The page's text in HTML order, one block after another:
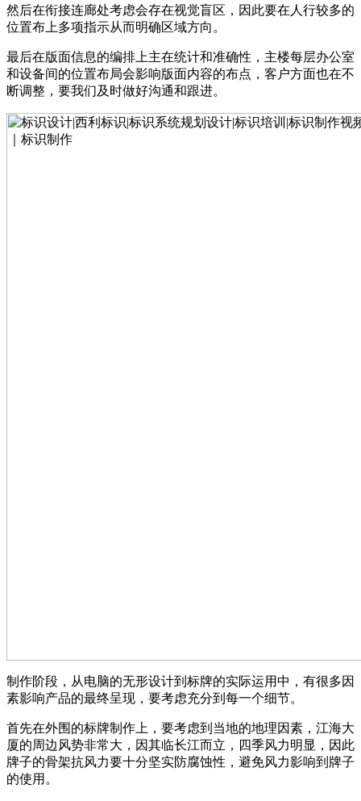
然后在衔接连廊处考虑会存在视觉盲区，因此要在人行较多的
位置布上多项指示从而明确区域方向。
最后在版面信息的编排上主在统计和准确性，主楼每层办公室
和设备间的位置布局会影响版面内容的布点，客户方面也在不
断调整，要我们及时做好沟通和跟进。
制作阶段，从电脑的无形设计到标牌的实际运用中，有很多因
素影响产品的最终呈现，要考虑充分到每一个细节。
首先在外围的标牌制作上，要考虑到当地的地理因素，江海大
厦的周边风势非常大，因其临长江而立，四季风力明显，因此
牌子的骨架抗风力要十分坚实防腐蚀性，避免风力影响到牌子
的使用。